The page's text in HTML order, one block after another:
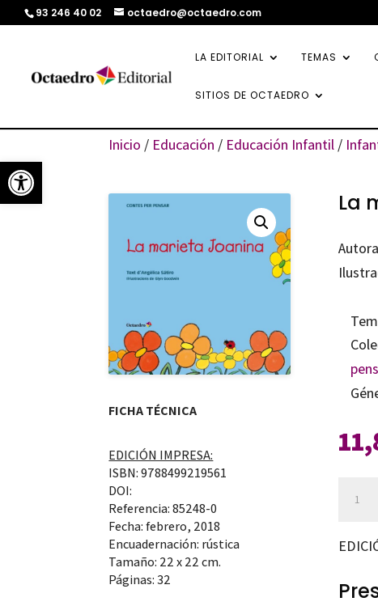
Abrir barra de herramientas
93 246 40 02 octaedro@octaedro.com
LA EDITORIAL TEMAS
SITIOS DE OCTAEDRO
Inicio / Educación / Educación Infantil /
FICHA TÉCNICA
EDICIÓN IMPRESA:
ISBN: 9788499219561
DOI:
Referencia: 85248-0
Fecha: febrero, 2018
Encuadernación: rústica
Tamaño: 22 x 22 cm.
Páginas: 32
La